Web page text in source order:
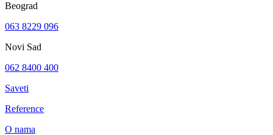
Beograd
063 8229 096
Novi Sad
062 8400 400
Saveti
Reference
O nama